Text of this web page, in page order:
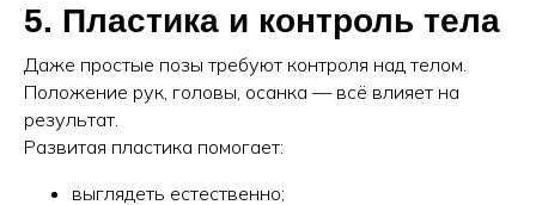
5. Пластика и контроль тела
Даже простые позы требуют контроля над телом.
Положение рук, головы, осанка — всё влияет на
результат.
Развитая пластика помогает:
выглядеть естественно;